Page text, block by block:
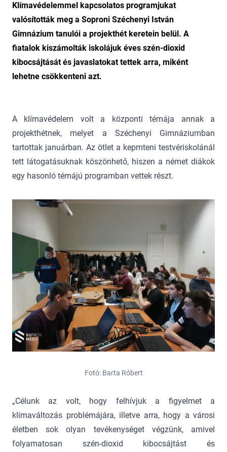
Klímavédelemmel kapcsolatos programjukat
valósították meg a Soproni Széchenyi István
Gimnázium tanulói a projekthét keretein belül. A
fiatalok kiszámolták iskolájuk éves szén-dioxid
kibocsájtását és javaslatokat tettek arra, miként
lehetne csökkenteni azt.
A klímavédelem volt a központi témája annak a
projekthétnek, melyet a Széchenyi Gimnáziumban
tartottak januárban. Az ötlet a kepmteni testvériskolánál
tett látogatásuknak köszönhető, hiszen a német diákok
egy hasonló témájú programban vettek részt.
Fotó: Barta Róbert
„Célunk az volt, hogy felhívjuk a figyelmet a
klímaváltozás problémájára, illetve arra, hogy a városi
életben sok olyan tevékenységet végzünk, amivel
folyamatosan szén-dioxid kibocsájtást és